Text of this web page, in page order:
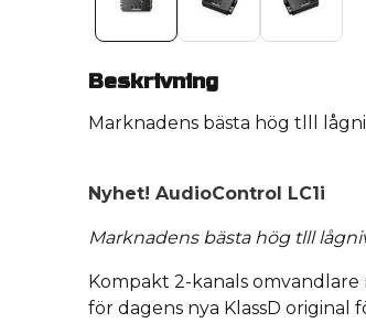
Beskrivning
Marknadens bästa hög tlll
Nyhet! AudioControl LC1i
Marknadens bästa hög tlll
Kompakt 2-kanals
för dagens nya KlassD original